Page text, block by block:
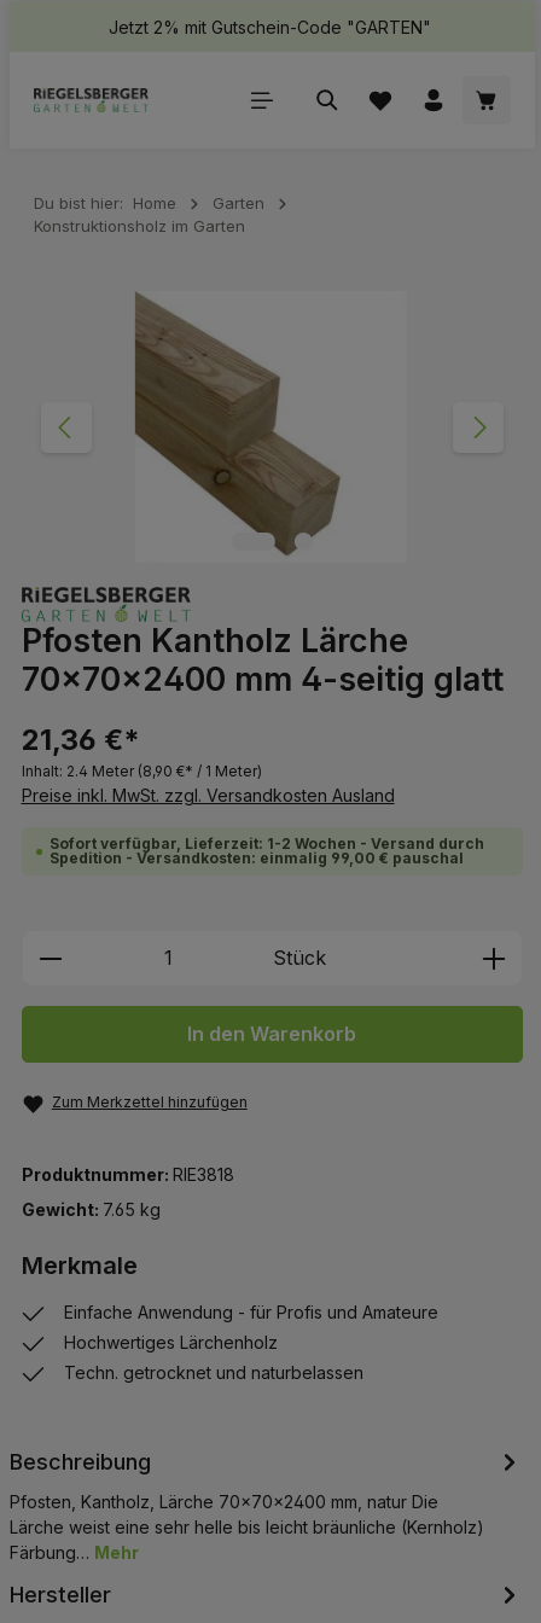
springenJetzt 2% mit Gutschein-Code "GARTEN"
Du bist hier: Home
Garten
Konstruktionsholz im Garten
Bildergalerie überspringen
Pfosten Kantholz Lärche
70x70x2400 mm 4-seitig glatt
21,36 €*
Inhalt: 2.4 Meter (8,90 €* / 1 Meter)
Preise inkl. MwSt. zzgl. Versandkosten Ausland
Sofort verfügbar, Lieferzeit: 1-2 Wochen - Versand durch
Spedition - Versandkosten: einmalig 99,00 € pauschal
Produkt Anzahl: Gib den
Stück
In den Warenkorb
Zum Merkzettel hinzufügen
Produktnummer: RIE3818
Gewicht: 7.65 kg
Merkmale
Einfache Anwendung - für Profis und Amateure
Hochwertiges Lärchenholz
Techn. getrocknet und naturbelassen
Beschreibung
Pfosten, Kantholz, Lärche 70x70x2400 mm, natur Die
Lärche weist eine sehr helle bis leicht bräunliche (Kernholz)
Färbung… Mehr
Hersteller